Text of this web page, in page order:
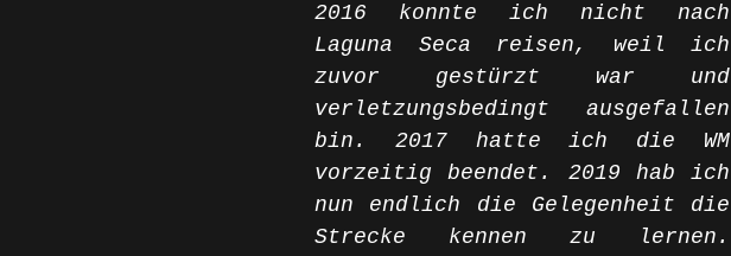
2016 konnte ich nicht nach
Laguna Seca reisen, weil ich
zuvor gestürzt war und
verletzungsbedingt ausgefallen
bin. 2017 hatte ich die WM
vorzeitig beendet. 2019 hab ich
nun endlich die Gelegenheit die
Strecke kennen zu lernen.